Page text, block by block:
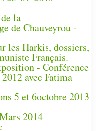
la
de Chauveyrou -
les Harkis, dossiers,
Français.
- Conférence
avec Fatima
5 et 6octobre 2013
2014